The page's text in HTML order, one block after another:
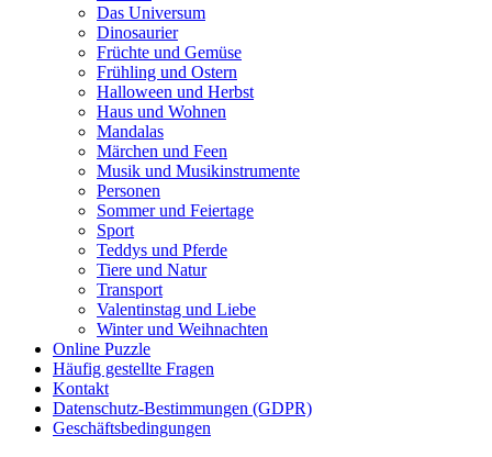
Früchte und Gemüse
Frühling und Ostern
Halloween und Herbst
Haus und Wohnen
Märchen und Feen
Musik und Musikinstrumente
Sommer und Feiertage
Teddys und Pferde
Tiere und Natur
Das Universum
Dinosaurier
Früchte und Gemüse
Frühling und Ostern
Halloween und Herbst
Haus und Wohnen
Mandalas
Märchen und Feen
Musik und Musikinstrumente
Personen
Sommer und Feiertage
Sport
Teddys und Pferde
Tiere und Natur
Transport
Valentinstag und Liebe
Winter und Weihnachten
Online Puzzle
Häufig gestellte Fragen
Kontakt
Datenschutz-Bestimmungen (GDPR)
Geschäftsbedingungen